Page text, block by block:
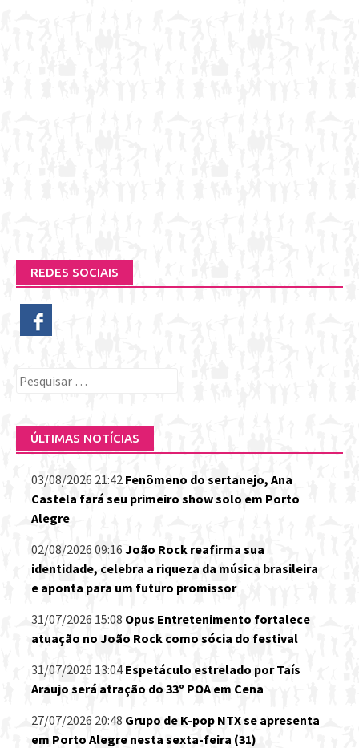
REDES SOCIAIS
Pesquisar
ÚLTIMAS NOTÍCIAS
03/08/2026 21:42 Fenômeno do sertanejo, Ana
Castela fará seu primeiro show solo em Porto
Alegre
02/08/2026 09:16 João Rock reafirma sua
identidade, celebra a riqueza da música brasileira
e aponta para um futuro promissor
31/07/2026 15:08 Opus Entretenimento fortalece
atuação no João Rock como sócia do festival
31/07/2026 13:04 Espetáculo estrelado por Taís
Araujo será atração do 33º POA em Cena
27/07/2026 20:48 Grupo de K-pop NTX se apresenta
em Porto Alegre nesta sexta-feira (31)